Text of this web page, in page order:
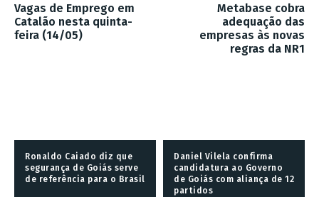
Vagas de Emprego em
Catalão nesta quinta-
feira (14/05)
Metabase cobra
adequação das
empresas às novas
regras da NR1
Ronaldo Caiado diz que
segurança de Goiás serve
de referência para o Brasil
Daniel Vilela confirma
candidatura ao Governo
de Goiás com aliança de 12
partidos